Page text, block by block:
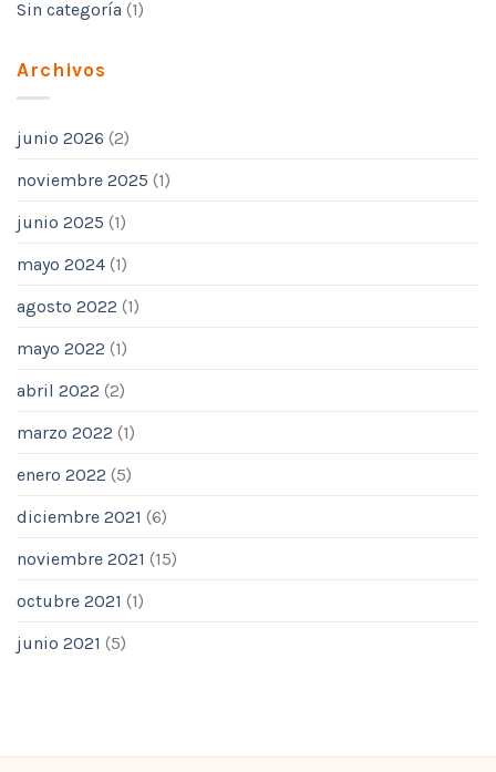
Sin categoría (1)
Archivos
junio 2026 (2)
noviembre 2025 (1)
junio 2025 (1)
mayo 2024 (1)
agosto 2022 (1)
mayo 2022 (1)
abril 2022 (2)
marzo 2022 (1)
enero 2022 (5)
diciembre 2021 (6)
noviembre 2021 (15)
octubre 2021 (1)
junio 2021 (5)